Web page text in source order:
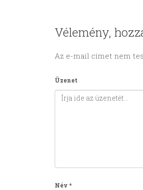
Vélemény,
Az e-mail címet nem
Üzenet
Név *